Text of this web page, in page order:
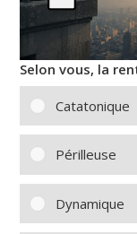
Selon vous, la
Catatonique
Périlleuse
Dynamique